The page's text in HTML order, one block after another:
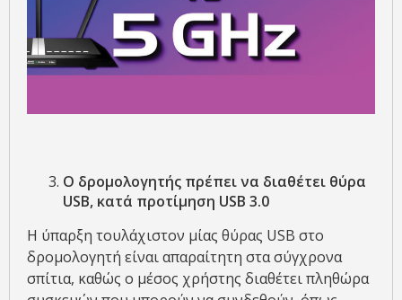
Ο δρομολογητής πρέπει να διαθέτει θύρα
USB, κατά προτίμηση USB 3.0
Η ύπαρξη τουλάχιστον μίας θύρας USB στο
δρομολογητή είναι απαραίτητη στα σύγχρονα
σπίτια, καθώς ο μέσος χρήστης διαθέτει πληθώρα